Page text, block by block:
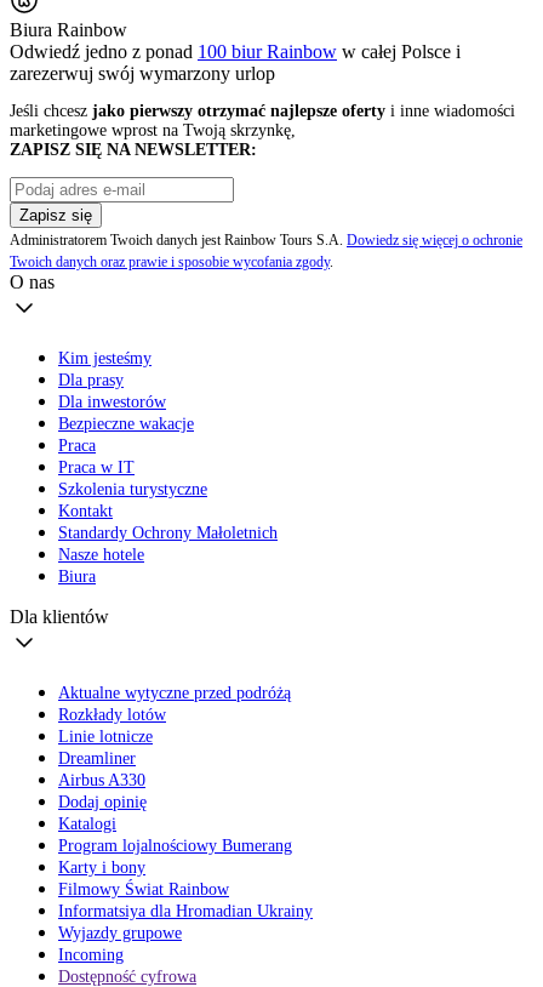
Biura Rainbow
Odwiedź jedno z ponad 100 biur Rainbow w całej Polsce i
zarezerwuj swój wymarzony urlop
Jeśli chcesz jako pierwszy otrzymać najlepsze oferty i inne wiadomości
marketingowe wprost na Twoją skrzynkę,
ZAPISZ SIĘ NA NEWSLETTER:
Zapisz się
Administratorem Twoich danych jest Rainbow Tours S.A. Dowiedz się więcej o ochronie
Twoich danych oraz prawie i sposobie wycofania zgody.
O nas
Kim jesteśmy
Dla prasy
Dla inwestorów
Bezpieczne wakacje
Praca
Praca w IT
Szkolenia turystyczne
Kontakt
Standardy Ochrony Małoletnich
Nasze hotele
Biura
Dla klientów
Aktualne wytyczne przed podróżą
Rozkłady lotów
Linie lotnicze
Dreamliner
Airbus A330
Dodaj opinię
Katalogi
Program lojalnościowy Bumerang
Karty i bony
Filmowy Świat Rainbow
Informatsiya dla Hromadian Ukrainy
Wyjazdy grupowe
Incoming
Dostępność cyfrowa